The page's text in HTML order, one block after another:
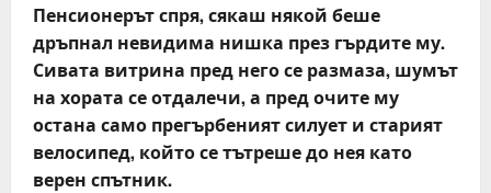
Пенсионерът спря, сякаш някой беше
дръпнал невидима нишка през гърдите му.
Сивата витрина пред него се размаза, шумът
на хората се отдалечи, а пред очите му
остана само прегърбеният силует и старият
велосипед, който се тътреше до нея като
верен спътник.